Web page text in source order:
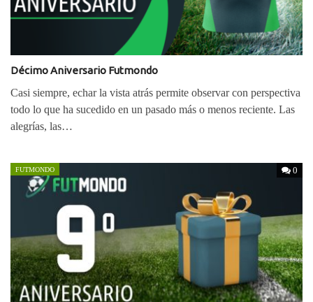
Décimo Aniversario Futmondo
Casi siempre, echar la vista atrás permite observar con perspectiva
todo lo que ha sucedido en un pasado más o menos reciente. Las
alegrías, las…
0
FUTMONDO